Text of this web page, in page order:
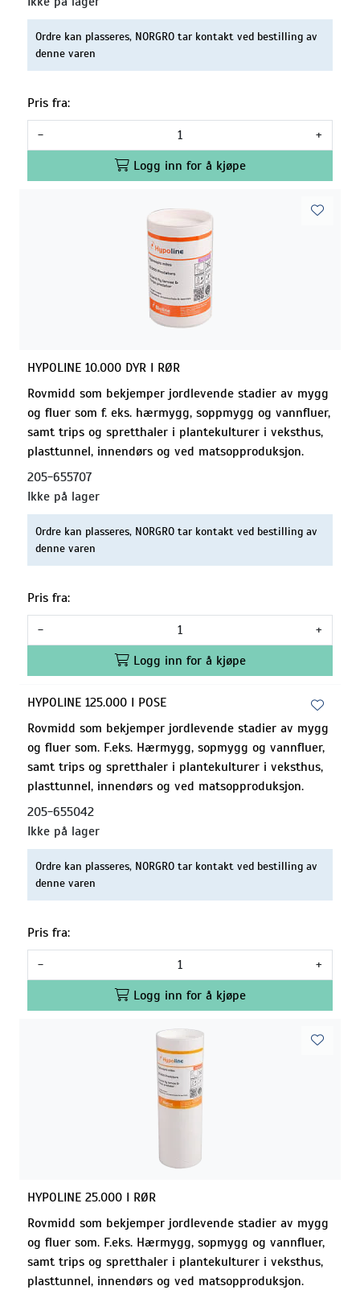
Ordre kan plasseres, NORGRO tar kontakt ved bestilling av
denne varen
Pris fra:
-
+
Logg inn for å kjøpe
HYPOLINE 10.000 DYR I RØR
Rovmidd som bekjemper jordlevende stadier av mygg
og fluer som f. eks. hærmygg, soppmygg og vannfluer,
samt trips og spretthaler i plantekulturer i veksthus,
plasttunnel, innendørs og ved matsopproduksjon.
205-655707
Ikke på lager
Ordre kan plasseres, NORGRO tar kontakt ved bestilling av
denne varen
Pris fra:
-
+
Logg inn for å kjøpe
HYPOLINE 125.000 I POSE
Rovmidd som bekjemper jordlevende stadier av mygg
og fluer som. F.eks. Hærmygg, sopmygg og vannfluer,
samt trips og spretthaler i plantekulturer i veksthus,
plasttunnel, innendørs og ved matsopproduksjon.
205-655042
Ikke på lager
Ordre kan plasseres, NORGRO tar kontakt ved bestilling av
denne varen
Pris fra:
-
+
Logg inn for å kjøpe
HYPOLINE 25.000 I RØR
Rovmidd som bekjemper jordlevende stadier av mygg
og fluer som. F.eks. Hærmygg, sopmygg og vannfluer,
samt trips og spretthaler i plantekulturer i veksthus,
plasttunnel, innendørs og ved matsopproduksjon.